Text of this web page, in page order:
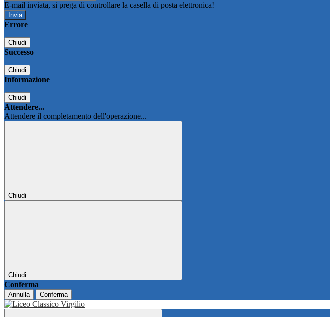
E-mail inviata, si prega di controllare la casella di posta elettronica!
Errore
Chiudi
Successo
Chiudi
Informazione
Chiudi
Attendere...
Attendere il completamento dell'operazione...
Chiudi
Chiudi
Conferma
Annulla Conferma